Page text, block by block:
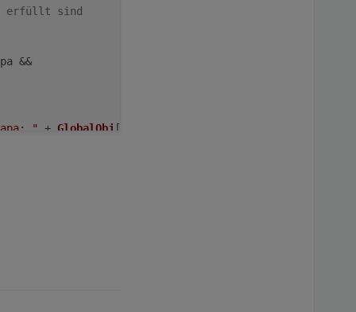
erfüllt sind
&&
" + GlobalObj [asn].